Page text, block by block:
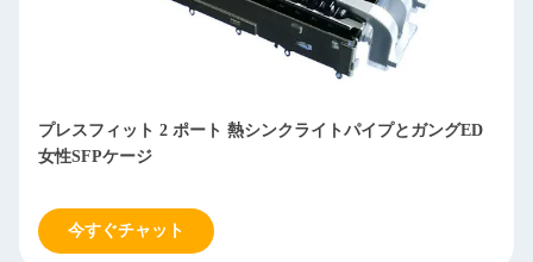
高性能SFPケージコネクタ 1 x 1 シングルポート 3Dフットデ
ザイン 3.05 mm
今すぐチャット